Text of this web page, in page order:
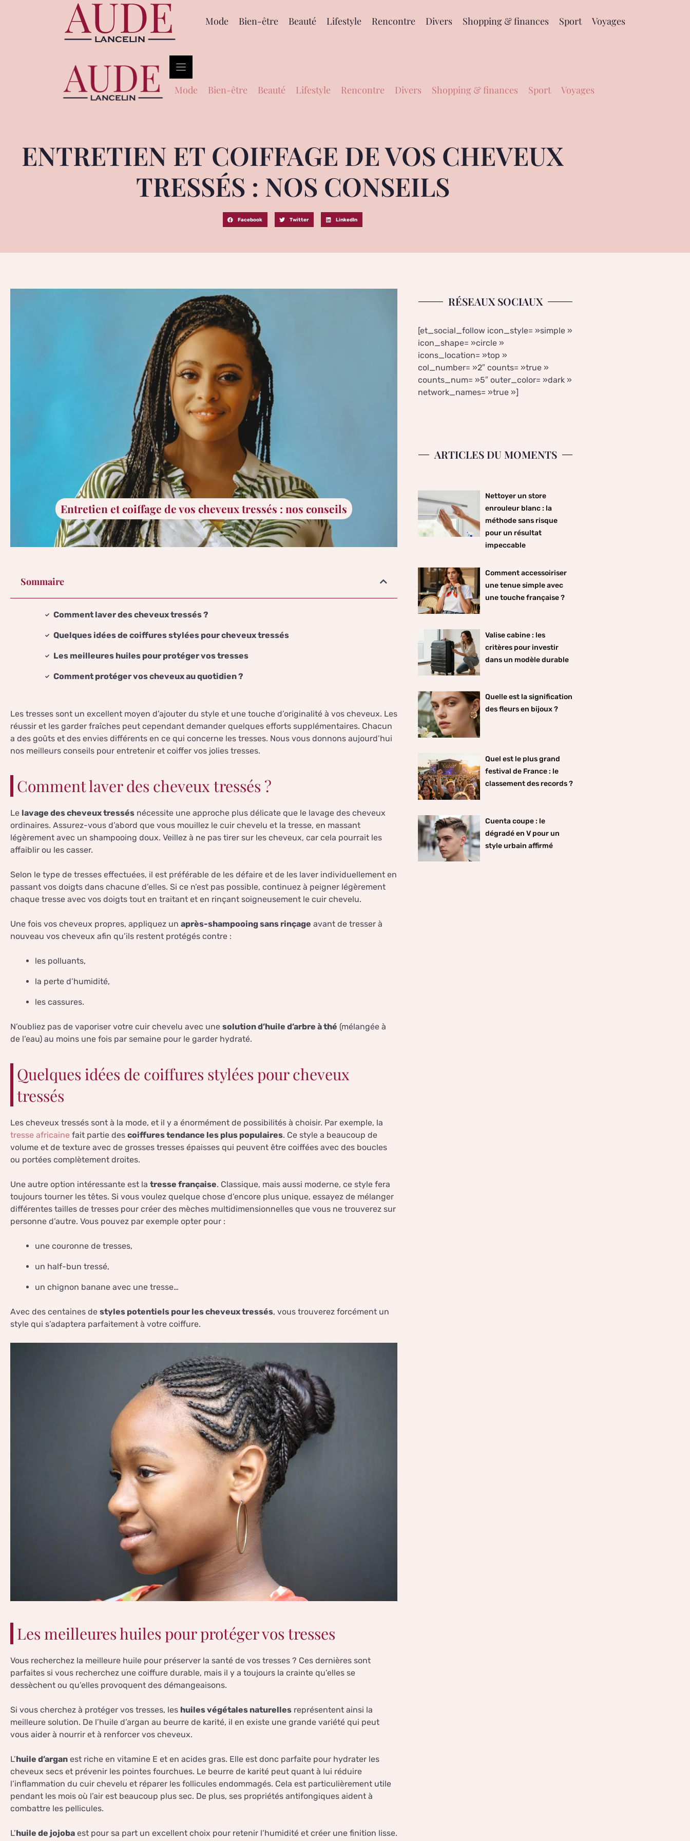
Mode Bien-être Beauté Lifestyle Rencontre Divers Shopping & finances Sport Voyages
Mode Bien-être Beauté Lifestyle Rencontre Divers Shopping & finances Sport Voyages
ENTRETIEN ET COIFFAGE DE VOS CHEVEUX
TRESSÉS : NOS CONSEILS
Facebook Twitter LinkedIn
Entretien et coiffage de vos cheveux tressés : nos conseils
Sommaire
Comment laver des cheveux tressés ?
Quelques idées de coiffures stylées pour cheveux tressés
Les meilleures huiles pour protéger vos tresses
Comment protéger vos cheveux au quotidien ?
Les tresses sont un excellent moyen d’ajouter du style et une touche d’originalité à vos cheveux. Les
réussir et les garder fraîches peut cependant demander quelques efforts supplémentaires. Chacun
a des goûts et des envies différents en ce qui concerne les tresses. Nous vous donnons aujourd’hui
nos meilleurs conseils pour entretenir et coiffer vos jolies tresses.
Comment laver des cheveux tressés ?
Le lavage des cheveux tressés nécessite une approche plus délicate que le lavage des cheveux
ordinaires. Assurez-vous d’abord que vous mouillez le cuir chevelu et la tresse, en massant
légèrement avec un shampooing doux. Veillez à ne pas tirer sur les cheveux, car cela pourrait les
affaiblir ou les casser.
Selon le type de tresses effectuées, il est préférable de les défaire et de les laver individuellement en
passant vos doigts dans chacune d’elles. Si ce n’est pas possible, continuez à peigner légèrement
chaque tresse avec vos doigts tout en traitant et en rinçant soigneusement le cuir chevelu.
Une fois vos cheveux propres, appliquez un après-shampooing sans rinçage avant de tresser à
nouveau vos cheveux afin qu’ils restent protégés contre :
les polluants,
la perte d’humidité,
les cassures.
N’oubliez pas de vaporiser votre cuir chevelu avec une solution d’huile d’arbre à thé (mélangée à
de l’eau) au moins une fois par semaine pour le garder hydraté.
Quelques idées de coiffures stylées pour cheveux
tressés
Les cheveux tressés sont à la mode, et il y a énormément de possibilités à choisir. Par exemple, la
tresse africaine fait partie des coiffures tendance les plus populaires. Ce style a beaucoup de
volume et de texture avec de grosses tresses épaisses qui peuvent être coiffées avec des boucles
ou portées complètement droites.
Une autre option intéressante est la tresse française. Classique, mais aussi moderne, ce style fera
toujours tourner les têtes. Si vous voulez quelque chose d’encore plus unique, essayez de mélanger
différentes tailles de tresses pour créer des mèches multidimensionnelles que vous ne trouverez sur
personne d’autre. Vous pouvez par exemple opter pour :
une couronne de tresses,
un half-bun tressé,
un chignon banane avec une tresse…
Avec des centaines de styles potentiels pour les cheveux tressés, vous trouverez forcément un
style qui s’adaptera parfaitement à votre coiffure.
Les meilleures huiles pour protéger vos tresses
Vous recherchez la meilleure huile pour préserver la santé de vos tresses ? Ces dernières sont
parfaites si vous recherchez une coiffure durable, mais il y a toujours la crainte qu’elles se
dessèchent ou qu’elles provoquent des démangeaisons.
Si vous cherchez à protéger vos tresses, les huiles végétales naturelles représentent ainsi la
meilleure solution. De l’huile d’argan au beurre de karité, il en existe une grande variété qui peut
vous aider à nourrir et à renforcer vos cheveux.
L’huile d’argan est riche en vitamine E et en acides gras. Elle est donc parfaite pour hydrater les
cheveux secs et prévenir les pointes fourchues. Le beurre de karité peut quant à lui réduire
l’inflammation du cuir chevelu et réparer les follicules endommagés. Cela est particulièrement utile
pendant les mois où l’air est beaucoup plus sec. De plus, ses propriétés antifongiques aident à
combattre les pellicules.
L’huile de jojoba est pour sa part un excellent choix pour retenir l’humidité et créer une finition lisse.
RÉSEAUX SOCIAUX
[et_social_follow icon_style= »simple »
icon_shape= »circle »
icons_location= »top »
col_number= »2″ counts= »true »
counts_num= »5″ outer_color= »dark »
network_names= »true »]
ARTICLES DU MOMENTS
Nettoyer un store
enrouleur blanc : la
méthode sans risque
pour un résultat
impeccable
Comment accessoiriser
une tenue simple avec
une touche française ?
Valise cabine : les
critères pour investir
dans un modèle durable
Quelle est la signification
des fleurs en bijoux ?
Quel est le plus grand
festival de France : le
classement des records ?
Cuenta coupe : le
dégradé en V pour un
style urbain affirmé